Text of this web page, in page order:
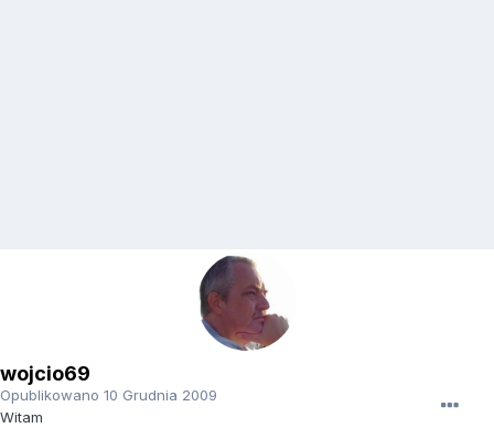
wojcio69
Opublikowano 10 Grudnia 2009
Witam